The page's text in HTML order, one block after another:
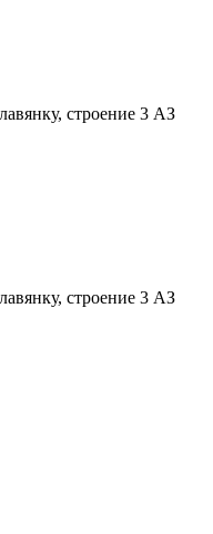
строение 3 АЗ
строение 3 АЗ